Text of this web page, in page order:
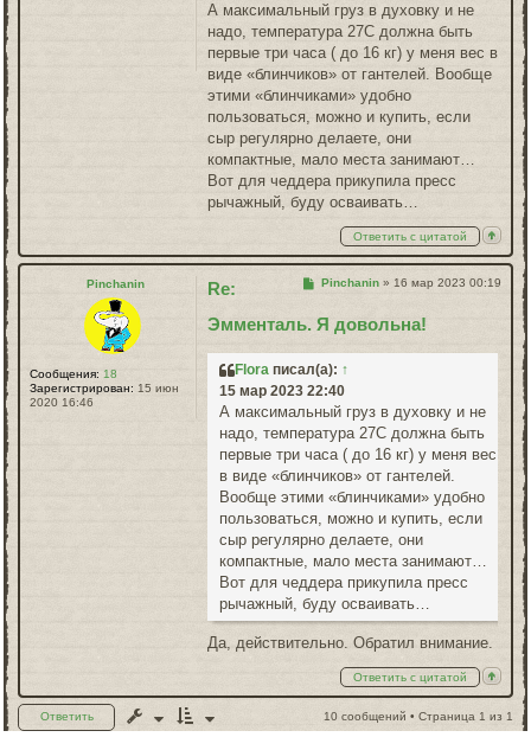
А максимальный груз в духовку и не
надо, температура 27С должна быть
первые три часа ( до 16 кг) у меня вес в
виде «блинчиков» от гантелей. Вообще
этими «блинчиками» удобно
пользоваться, можно и купить, если
сыр регулярно делаете, они
компактные, мало места занимают…
Вот для чеддера прикупила пресс
рычажный, буду осваивать…
Ответить с цитатой
Pinchanin
Сообщения: 18
Зарегистрирован: 15 июн
2020 16:46
Сообщение
Pinchanin » 16 мар 2023 00:19
Re:
Эмменталь. Я довольна!
Flora писал(а): ↑
15 мар 2023 22:40
А максимальный груз в духовку и не
надо, температура 27С должна быть
первые три часа ( до 16 кг) у меня вес
в виде «блинчиков» от гантелей.
Вообще этими «блинчиками» удобно
пользоваться, можно и купить, если
сыр регулярно делаете, они
компактные, мало места занимают…
Вот для чеддера прикупила пресс
рычажный, буду осваивать…
Да, действительно. Обратил внимание.
Ответить с цитатой
Ответить 10 сообщений • Страница 1 из 1